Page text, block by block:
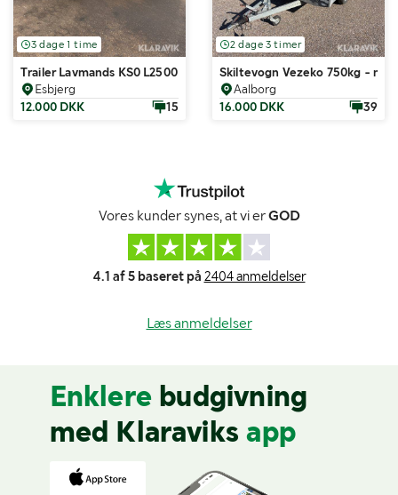
3 dage 1 time
Trailer Lavmands KS0 L2500
Esbjerg
12.000 DKK
15
2 dage 3 timer
Skiltevogn Vezeko 750kg -
Aalborg
16.000 DKK
39
Vores kunder synes, at vi erGOD
4.1 af 5 baseret på 2404 anmeldelser
Læs anmeldelser
Enklere budgivning
med Klaraviks app